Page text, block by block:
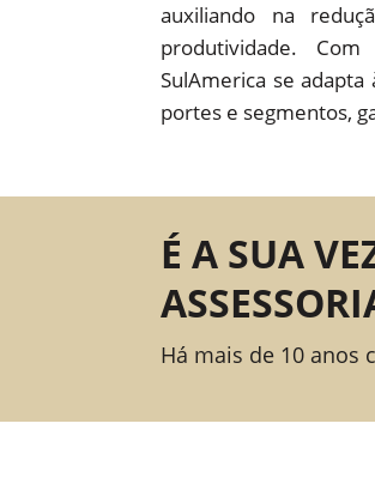
auxiliando na
produtividade.
SulAmerica se
portes e segmentos,
É A SUA
Há mais de 10